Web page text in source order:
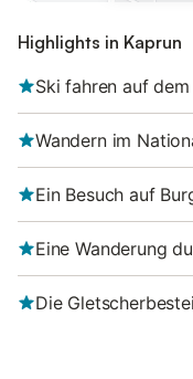
Highlights in Kaprun
Ski fahren auf
Wandern im
Ein Besuch auf
Eine Wanderung
Die